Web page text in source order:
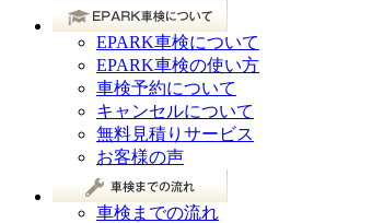
EPARK車検について
EPARK車検の使い方
車検予約について
キャンセルについて
無料見積りサービス
お客様の声
車検までの流れ